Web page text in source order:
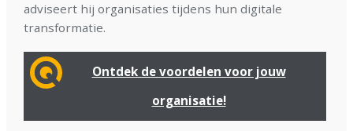
adviseert hij organisaties tijdens hun digitale
transformatie.
Ontdek de voordelen voor jouw
organisatie!